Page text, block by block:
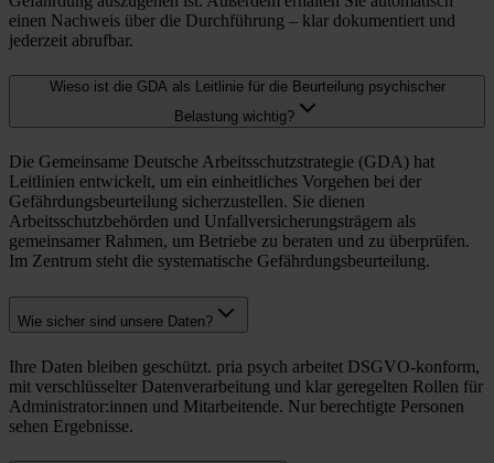
einen Nachweis über die Durchführung – klar dokumentiert und
jederzeit abrufbar.
Wieso ist die GDA als Leitlinie für die Beurteilung psychischer
Belastung wichtig?
Die Gemeinsame Deutsche Arbeitsschutzstrategie (GDA) hat
Leitlinien entwickelt, um ein einheitliches Vorgehen bei der
Gefährdungsbeurteilung sicherzustellen. Sie dienen
Arbeitsschutzbehörden und Unfallversicherungsträgern als
gemeinsamer Rahmen, um Betriebe zu beraten und zu überprüfen.
Im Zentrum steht die systematische Gefährdungsbeurteilung.
Wie sicher sind unsere Daten?
Ihre Daten bleiben geschützt. pria psych arbeitet DSGVO-konform,
mit verschlüsselter Datenverarbeitung und klar geregelten Rollen für
Administrator:innen und Mitarbeitende. Nur berechtigte Personen
sehen Ergebnisse.